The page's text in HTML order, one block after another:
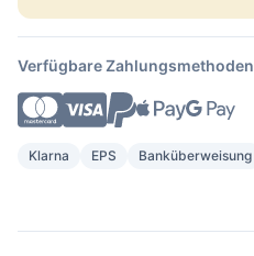
Verfügbare Zahlungsmethoden
Klarna EPS Banküberweisung